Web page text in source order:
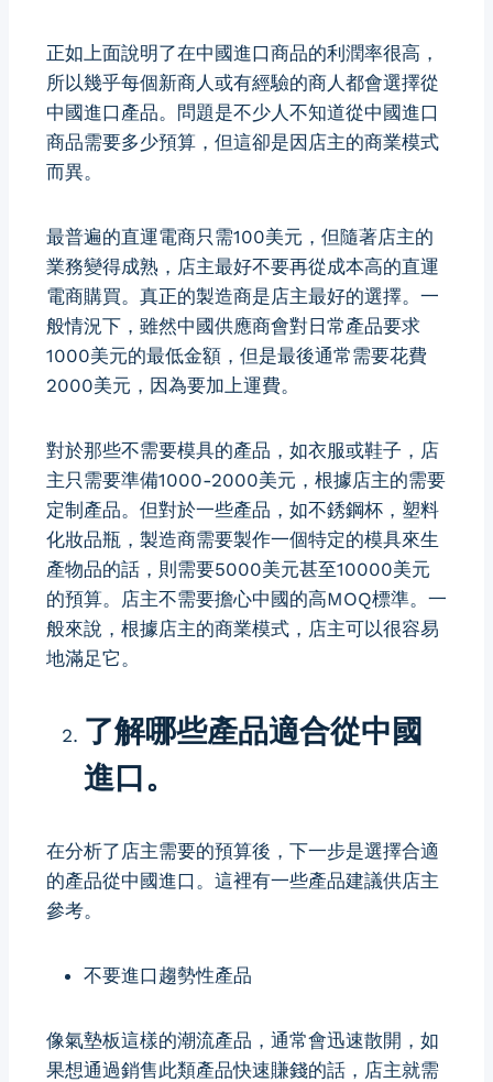
正如上面說明了在中國進口商品的利潤率很高，
所以幾乎每個新商人或有經驗的商人都會選擇從
中國進口產品。問題是不少人不知道從中國進口
商品需要多少預算，但這卻是因店主的商業模式
而異。
最普遍的直運電商只需100美元，但隨著店主的
業務變得成熟，店主最好不要再從成本高的直運
電商購買。真正的製造商是店主最好的選擇。一
般情況下，雖然中國供應商會對日常產品要求
1000美元的最低金額，但是最後通常需要花費
2000美元，因為要加上運費。
對於那些不需要模具的產品，如衣服或鞋子，店
主只需要準備1000-2000美元，根據店主的需要
定制產品。但對於一些產品，如不銹鋼杯，塑料
化妝品瓶，製造商需要製作一個特定的模具來生
產物品的話，則需要5000美元甚至10000美元
的預算。店主不需要擔心中國的高MOQ標準。一
般來說，根據店主的商業模式，店主可以很容易
地滿足它。
了解哪些產品適合從中國
進口。
在分析了店主需要的預算後，下一步是選擇合適
的產品從中國進口。這裡有一些產品建議供店主
參考。
不要進口趨勢性產品
像氣墊板這樣的潮流產品，通常會迅速散開，如
果想通過銷售此類產品快速賺錢的話，店主就需